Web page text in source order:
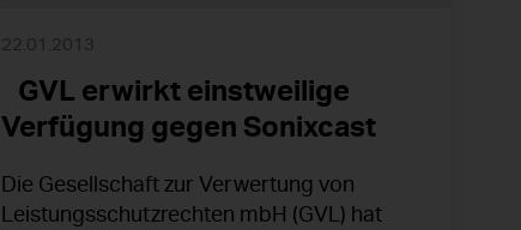
22.01.2013
GVL erwirkt einstweilige
Verfügung gegen Sonixcast
Die Gesellschaft zur Verwertung von
Leistungsschutzrechten mbH (GVL) hat